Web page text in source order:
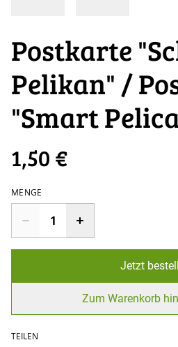
Postkarte
Pelikan" /
"Smart
1,50 €
MENGE
Jetzt
Zum Warenkorb
TEILEN